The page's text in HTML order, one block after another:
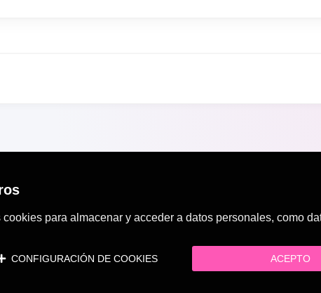
para almacenar y acceder a datos personales, como
CONFIGURACIÓN DE COOKIES ACEPTO